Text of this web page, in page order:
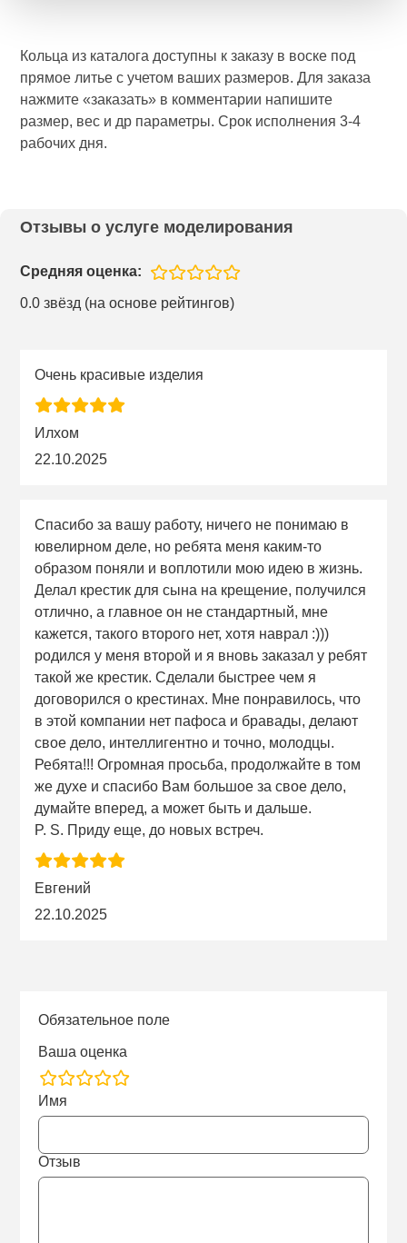
Кольца из каталога доступны к заказу в воске под
прямое литье с учетом ваших размеров. Для заказа
нажмите «заказать» в комментарии напишите
размер, вес и др параметры. Срок исполнения 3-4
рабочих дня.
Отзывы о услуге моделирования
Средняя оценка:
0.0 звёзд (на основе рейтингов)
Очень красивые изделия
Илхом
22.10.2025
Спасибо за вашу работу, ничего не понимаю в
ювелирном деле, но ребята меня каким-то
образом поняли и воплотили мою идею в жизнь.
Делал крестик для сына на крещение, получился
отлично, а главное он не стандартный, мне
кажется, такого второго нет, хотя наврал :)))
родился у меня второй и я вновь заказал у ребят
такой же крестик. Сделали быстрее чем я
договорился о крестинах. Мне понравилось, что
в этой компании нет пафоса и бравады, делают
свое дело, интеллигентно и точно, молодцы.
Ребята!!! Огромная просьба, продолжайте в том
же духе и спасибо Вам большое за свое дело,
думайте вперед, а может быть и дальше.
P. S. Приду еще, до новых встреч.
Евгений
22.10.2025
Обязательное поле
Ваша оценка
rating
fields
Имя
Отзыв